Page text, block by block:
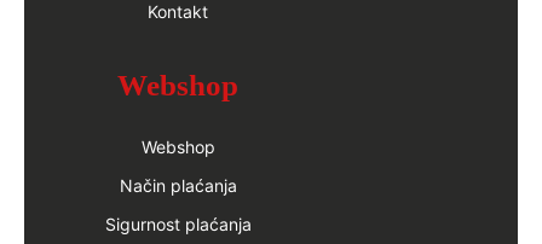
Kontakt
Webshop
Webshop
Način plaćanja
Sigurnost plaćanja